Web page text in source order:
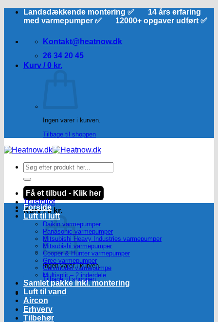
FortsætLandsdækkende montering ✅ 14 års erfaring
med varmepumper ✅ 12000+ opgaver udført ✅
Kontakt@heatnow.dk
26 34 20 45
Kurv / 0 kr.
Ingen varer i kurven.
Tilbage til shoppen
Søg
efter:
Få et tilbud - Klik her
Trustpilot
Kurv /0 kr.
Ingen varer i kurven.
Tilbage til shoppen
Forside
Luft til luft
Daikin varmepumper
Panasonic varmepumper
Mitsubishi Heavy Industries varmepumper
Mitsubishi varmepumper
Cooper & Hunter varmepumper
Gree varmepumper
Gulvmodel varmepumpe
Multisplit – 2 inderdele
Samlet pakke inkl. montering
Luft til vand
Aircon
Erhverv
Tilbehør